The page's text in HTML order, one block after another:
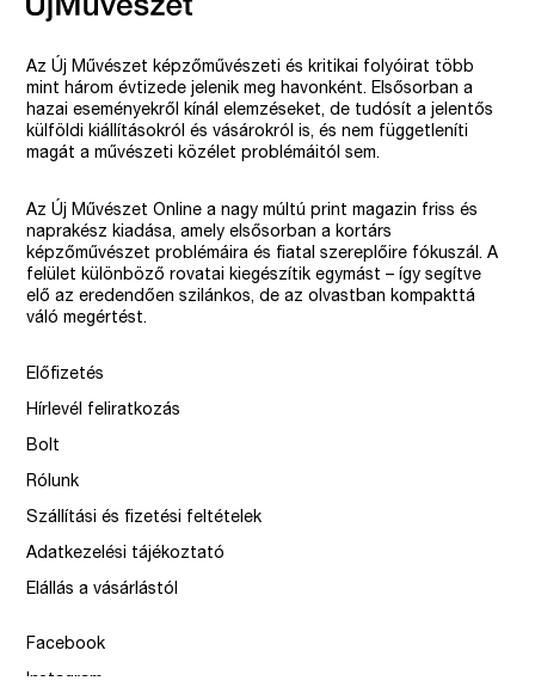
Az Új Művészet képzőművészeti és kritikai folyóirat több
mint három évtizede jelenik meg havonként. Elsősorban a
hazai eseményekről kínál elemzéseket, de tudósít a jelentős
külföldi kiállításokról és vásárokról is, és nem függetleníti
magát a művészeti közélet problémáitól sem.
Az Új Művészet Online a nagy múltú print magazin friss és
naprakész kiadása, amely elsősorban a kortárs
képzőművészet problémáira és fiatal szereplőire fókuszál. A
felület különböző rovatai kiegészítik egymást – így segítve
elő az eredendően szilánkos, de az olvastban kompakttá
váló megértést.
Előfizetés
Hírlevél feliratkozás
Bolt
Rólunk
Szállítási és fizetési feltételek
Adatkezelési tájékoztató
Elállás a vásárlástól
Facebook
Instagram